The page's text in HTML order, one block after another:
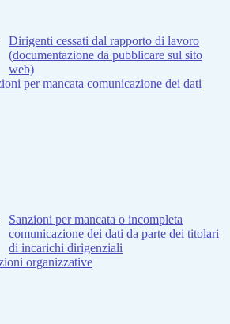
Dirigenti cessati dal rapporto di lavoro
(documentazione da pubblicare sul sito
web)
per mancata comunicazione dei dati
Sanzioni per mancata o incompleta
comunicazione dei dati da parte dei titolari
di incarichi dirigenziali
organizzative